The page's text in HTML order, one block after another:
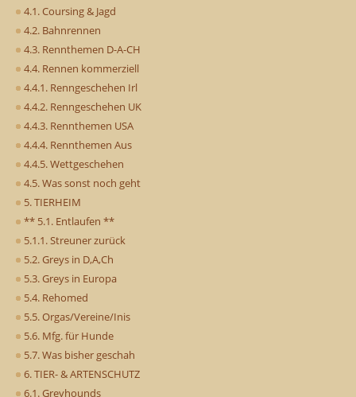
4.1. Coursing & Jagd
4.2. Bahnrennen
4.3. Rennthemen D-A-CH
4.4. Rennen kommerziell
4.4.1. Renngeschehen Irl
4.4.2. Renngeschehen UK
4.4.3. Rennthemen USA
4.4.4. Rennthemen Aus
4.4.5. Wettgeschehen
4.5. Was sonst noch geht
5. TIERHEIM
** 5.1. Entlaufen **
5.1.1. Streuner zurück
5.2. Greys in D,A,Ch
5.3. Greys in Europa
5.4. Rehomed
5.5. Orgas/Vereine/Inis
5.6. Mfg. für Hunde
5.7. Was bisher geschah
6. TIER- & ARTENSCHUTZ
6.1. Greyhounds